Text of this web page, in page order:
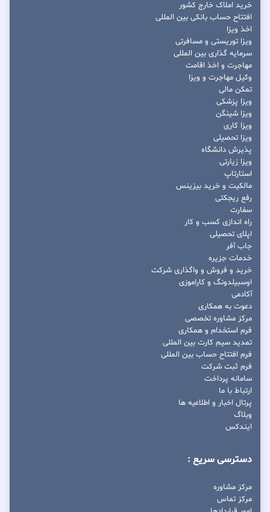
خرید املاک خارج کشور
افتتاح حساب بانکی بین المللی
اخذ ویزا
ویزا توریستی و مسافرتی
سرمایه گذاری بین المللی
مهاجرت و اخذ اقامت
وکیل مهاجرت و ویزا
تمکن مالی
ویزا پزشکی
ویزا شینگن
ویزا کاری
ویزا تحصیلی
پذیرش دانشگاه
ویزا زیارتی
استارتاپ
مالکیت و خرید بیزینس
رفع ریجکتی
سفارت
راه اندازی کسب و کار
اپلای تحصیلی
جاب آفر
خدمات جزیره
خرید و فروش و واگذاری شرکت
اوسبیلدونگ و کاراموزی
آکادمی
دعوت به همکاری
مرکز مشاوره تخصصی
فرم استخدام و همکاری
تمدید سیم کارت بین المللی
فرم افتتاح حساب بین المللی
فرم ثبت شرکت
سامانه پرداخت
ارتباط با ما
پرتال اخبار و اطلاعیه ها
وبلاگ
ایندکس
دسترسی سریع :
مرکز مشاوره
مرکز تماس